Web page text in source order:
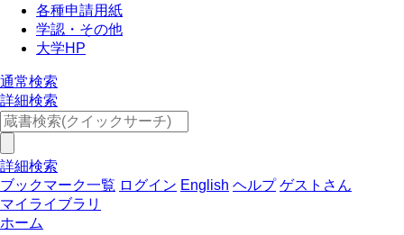
各種申請用紙
学認・その他
大学HP
通常検索
詳細検索
詳細検索
ブックマーク一覧 ログイン English ヘルプ ゲストさん
マイライブラリ
ホーム